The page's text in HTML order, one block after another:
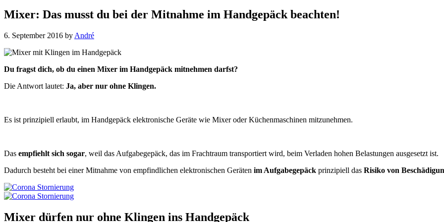
Mixer: Das musst du bei der Mitnahme im Handgepäck beachten!
6. September 2016 by André
Du fragst dich, ob du einen Mixer im Handgepäck mitnehmen darfst?
Die Antwort lautet: Ja, aber nur ohne Klingen.
Es ist prinzipiell erlaubt, im Handgepäck elektronische Geräte wie Mixer oder Küchenmaschinen mitzunehmen.
Das empfiehlt sich sogar, weil das Aufgabegepäck, das im Frachtraum transportiert wird, beim Verladen hohen Belastungen ausgesetzt ist.
Dadurch besteht bei einer Mitnahme von empfindlichen elektronischen Geräten im Aufgabegepäck prinzipiell das Risiko von
Mixer dürfen nur ohne Klingen ins Handgepäck